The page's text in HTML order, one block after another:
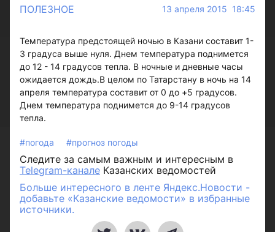
ПОЛЕЗНОЕ 13 апреля 2015 18:45
Температура предстоящей ночью в Казани составит 1-
3 градуса выше нуля. Днем температура поднимется
до 12 - 14 градусов тепла. В ночные и дневные часы
ожидается дождь.В целом по Татарстану в ночь на 14
апреля температура составит от 0 до +5 градусов.
Днем температура поднимется до 9-14 градусов
тепла.
#погода #прогноз погоды
Следите за самым важным и интересным в
Telegram-канале Казанских ведомостей
Больше интересного в ленте Яндекс.Новости -
добавьте «Казанские ведомости» в избранные
источники.